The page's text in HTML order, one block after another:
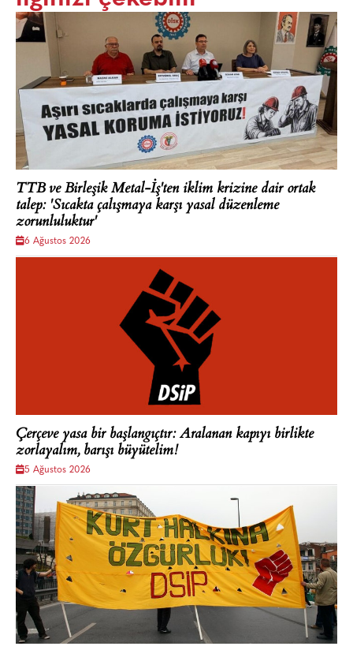
TTB ve Birleşik Metal-İş'ten iklim krizine dair ortak
talep: 'Sıcakta çalışmaya karşı yasal düzenleme
zorunluluktur'
6 Ağustos 2026
Çerçeve yasa bir başlangıçtır: Aralanan kapıyı birlikte
zorlayalım, barışı büyütelim!
5 Ağustos 2026